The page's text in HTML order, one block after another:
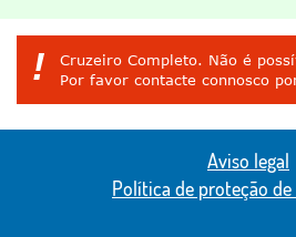
!
Cruzeiro Completo. Não é
Por favor contacte connosco
Aviso legal
Política de proteção de